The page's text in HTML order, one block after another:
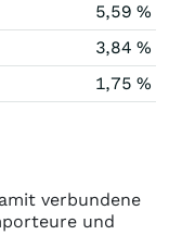
5,59 %
3,84 %
1,75 %
verbundene
und